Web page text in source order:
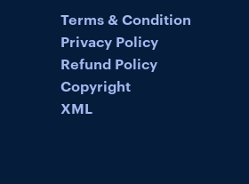
Terms & Condition
Privacy Policy
Refund Policy
Copyright
XML